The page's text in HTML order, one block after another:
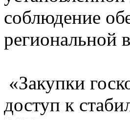
соблюдение
региональной
«Закупки
доступ к